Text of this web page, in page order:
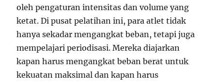
oleh pengaturan intensitas dan volume yang
ketat. Di pusat pelatihan ini, para atlet tidak
hanya sekadar mengangkat beban, tetapi juga
mempelajari periodisasi. Mereka diajarkan
kapan harus mengangkat beban berat untuk
kekuatan maksimal dan kapan harus